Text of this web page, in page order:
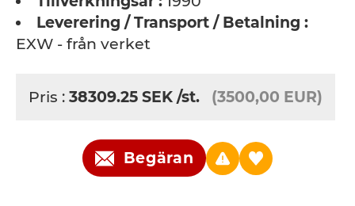
Leverering / Transport / Betalning :
EXW - från verket
Pris : 38309.25 SEK /st. (3500,00 EUR)
Begäran